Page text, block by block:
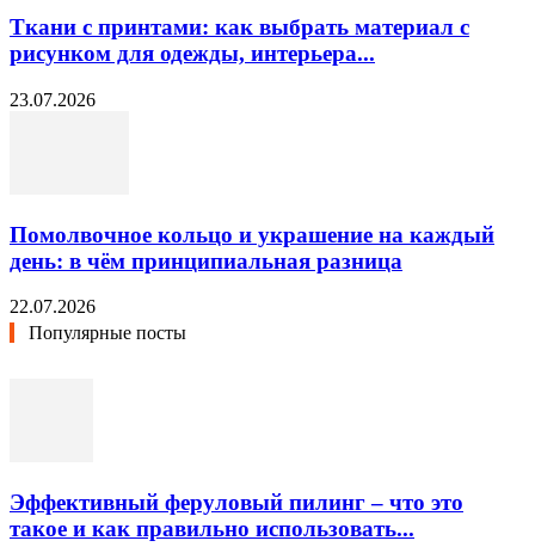
Ткани с принтами: как выбрать материал с
рисунком для одежды, интерьера...
23.07.2026
Помолвочное кольцо и украшение на каждый
день: в чём принципиальная разница
22.07.2026
Популярные посты
Эффективный феруловый пилинг – что это
такое и как правильно использовать...